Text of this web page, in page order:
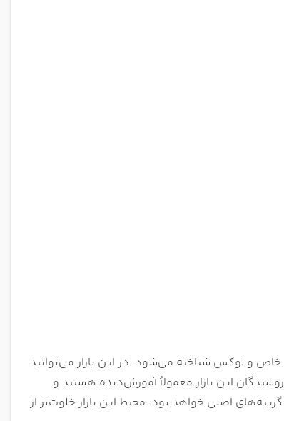
خاص و لوکس شناخته می‌شود. در این بازار می‌توانید
این بازار معمولاً آموزش‌دیده هستند و
اصلی خواهد بود. محیط این بازار خلوت‌تر از